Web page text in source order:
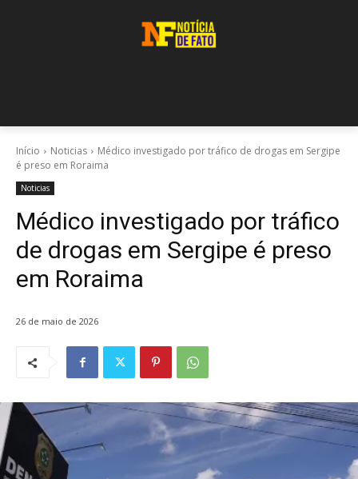
Início Noticias
Médico investigado por tráfico de drogas em Sergipe
é preso em Roraima
Noticias
Médico investigado por tráfico
de drogas em Sergipe é preso
em Roraima
26 de maio de 2026